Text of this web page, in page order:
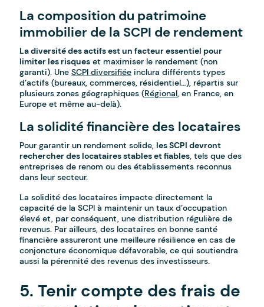
La composition du patrimoine
immobilier de la SCPI de rendement
La diversité des actifs est un facteur essentiel pour
limiter les risques et maximiser le rendement (non
garanti). UneSCPI diversifiée inclura différents types
d’actifs (bureaux, commerces, résidentiel…), répartis sur
plusieurs zones géographiques (Régional, en France, en
Europe et même au-delà).
La solidité financière des locataires
Pour garantir un rendement solide,les SCPI devront
rechercher des locataires stables et fiables, tels que des
entreprises de renom ou des établissements reconnus
dans leur secteur.
La solidité des locataires impacte directement la
capacité de la SCPI à maintenir un taux d’occupation
élevé et, par conséquent, une distribution régulière de
revenus. Par ailleurs, des locataires en bonne santé
financière assureront une meilleure résilience en cas de
conjoncture économique défavorable, ce qui soutiendra
aussi la pérennité des revenus des investisseurs.
5. Tenir compte des frais de